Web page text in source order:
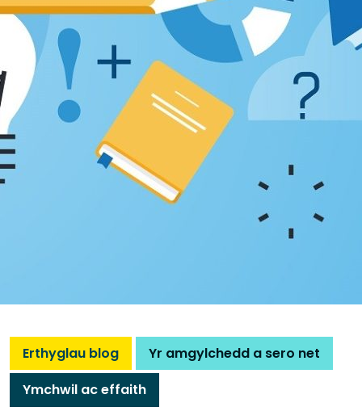
Erthyglau blog
Yr amgylchedd a sero net
Ymchwil ac effaith